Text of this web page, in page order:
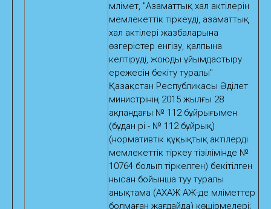
мәлімет, "Азаматтық хал актілерін
мемлекеттік тіркеуді, азаматтық
хал актілері жазбаларына
өзгерістер енгізу, қалпына
келтіруді, жоюды ұйымдастыру
ережесін бекіту туралы"
Қазақстан Республикасы Әділет
министрінің 2015 жылғы 28
ақпандағы № 112 бұйрығымен
(бұдан әрі - № 112 бұйрық)
(нормативтік құқықтық актілерді
мемлекеттік тіркеу тізілімінде №
10764 болып тіркелген) бекітілген
нысан бойынша туу туралы
анықтама (АХАЖ АЖ-де мәліметтер
болмаған жағдайда) көшiрмелері;